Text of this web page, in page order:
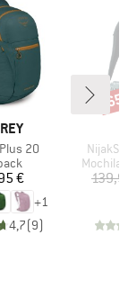
20
group
€
+1
4,7(9)
Artículo
Product
Mochila